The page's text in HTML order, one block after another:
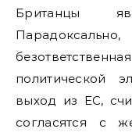
Британцы
политической
выход из ЕС,
согласятся с